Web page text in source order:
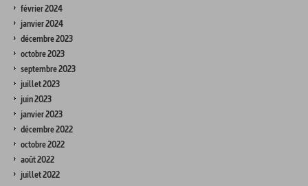
février 2024
janvier 2024
décembre 2023
octobre 2023
septembre 2023
juillet 2023
juin 2023
janvier 2023
décembre 2022
octobre 2022
août 2022
juillet 2022